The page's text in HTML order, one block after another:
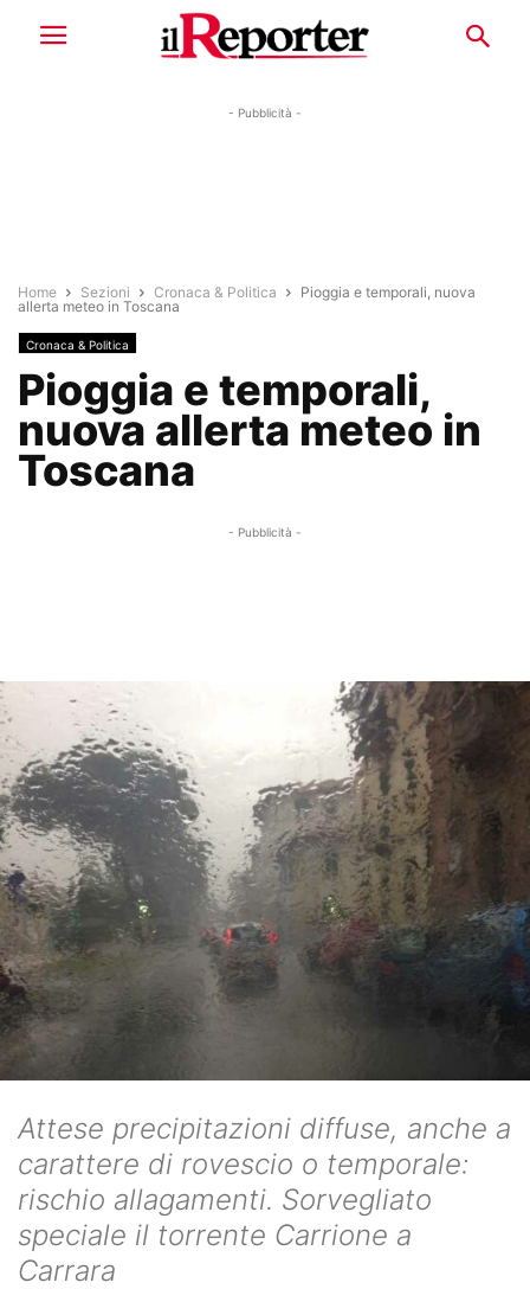
- Pubblicità -
Home Sezioni Cronaca & Politica
Pioggia e temporali, nuova
allerta meteo in Toscana
Cronaca & Politica
Pioggia e temporali,
nuova allerta meteo in
Toscana
- Pubblicità -
Attese precipitazioni diffuse, anche a
carattere di rovescio o temporale:
rischio allagamenti. Sorvegliato
speciale il torrente Carrione a
Carrara